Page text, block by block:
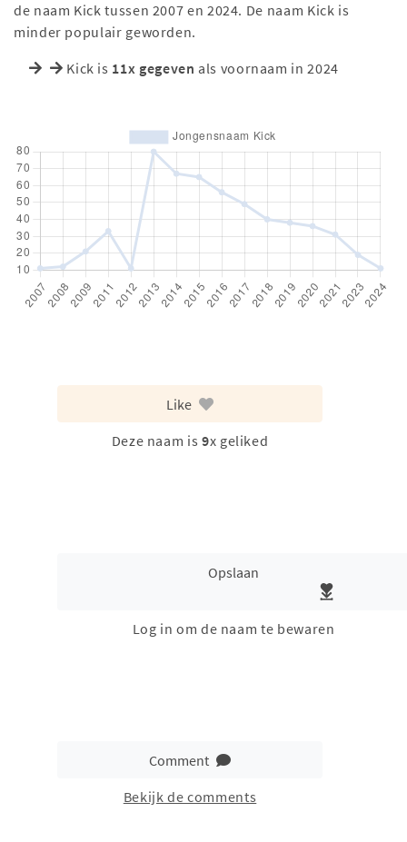
de naam Kick tussen 2007 en 2024. De naam Kick is
minder populair geworden.
Kick is 11x gegeven als voornaam in 2024
Like
Deze naam is 9x geliked
Opslaan
Log in om de naam te bewaren
Comment
Bekijk de comments